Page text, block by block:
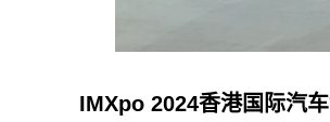
IMXpo 2024香港国际汽